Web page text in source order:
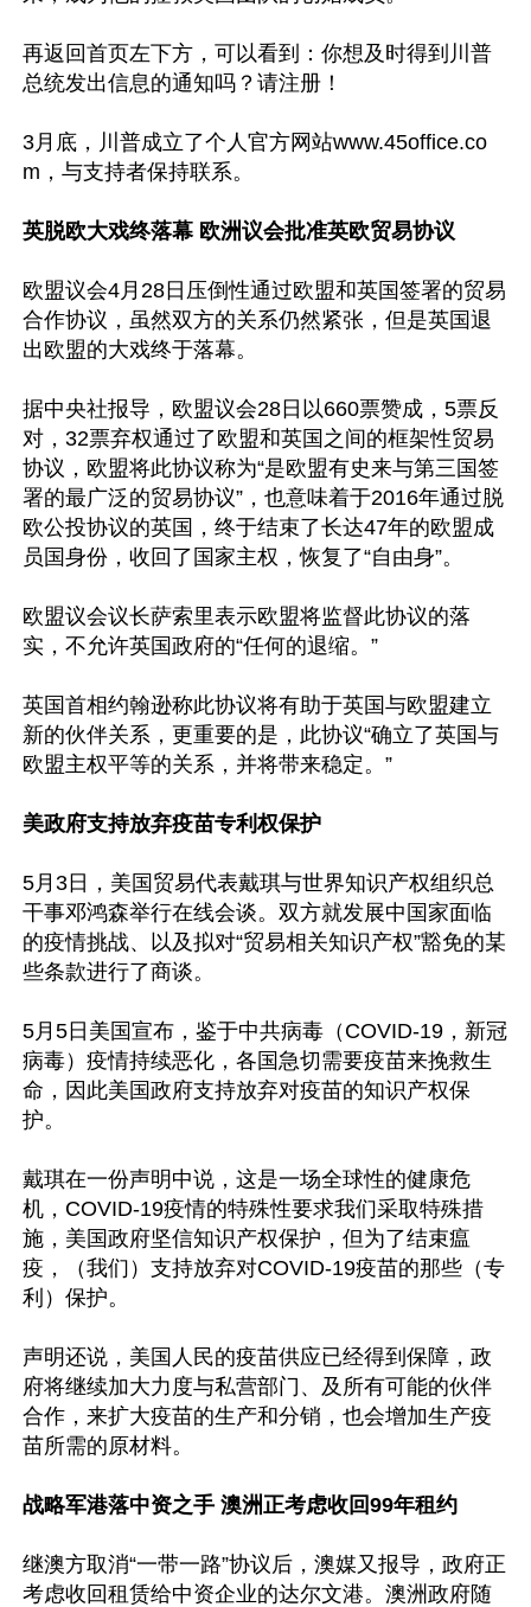
再返回首页左下方，可以看到：你想及时得到川普
总统发出信息的通知吗？请注册！
3月底，川普成立了个人官方网站www.45office.co
m，与支持者保持联系。
英脱欧大戏终落幕 欧洲议会批准英欧贸易协议
欧盟议会4月28日压倒性通过欧盟和英国签署的贸易
合作协议，虽然双方的关系仍然紧张，但是英国退
出欧盟的大戏终于落幕。
据中央社报导，欧盟议会28日以660票赞成，5票反
对，32票弃权通过了欧盟和英国之间的框架性贸易
协议，欧盟将此协议称为“是欧盟有史来与第三国签
署的最广泛的贸易协议”，也意味着于2016年通过脱
欧公投协议的英国，终于结束了长达47年的欧盟成
员国身份，收回了国家主权，恢复了“自由身”。
欧盟议会议长萨索里表示欧盟将监督此协议的落
实，不允许英国政府的“任何的退缩。”
英国首相约翰逊称此协议将有助于英国与欧盟建立
新的伙伴关系，更重要的是，此协议“确立了英国与
欧盟主权平等的关系，并将带来稳定。”
美政府支持放弃疫苗专利权保护
5月3日，美国贸易代表戴琪与世界知识产权组织总
干事邓鸿森举行在线会谈。双方就发展中国家面临
的疫情挑战、以及拟对“贸易相关知识产权”豁免的某
些条款进行了商谈。
5月5日美国宣布，鉴于中共病毒（COVID-19，新冠
病毒）疫情持续恶化，各国急切需要疫苗来挽救生
命，因此美国政府支持放弃对疫苗的知识产权保
护。
戴琪在一份声明中说，这是一场全球性的健康危
机，COVID-19疫情的特殊性要求我们采取特殊措
施，美国政府坚信知识产权保护，但为了结束瘟
疫，（我们）支持放弃对COVID-19疫苗的那些（专
利）保护。
声明还说，美国人民的疫苗供应已经得到保障，政
府将继续加大力度与私营部门、及所有可能的伙伴
合作，来扩大疫苗的生产和分销，也会增加生产疫
苗所需的原材料。
战略军港落中资之手 澳洲正考虑收回99年租约
继澳方取消“一带一路”协议后，澳媒又报导，政府正
考虑收回租赁给中资企业的达尔文港。澳洲政府随